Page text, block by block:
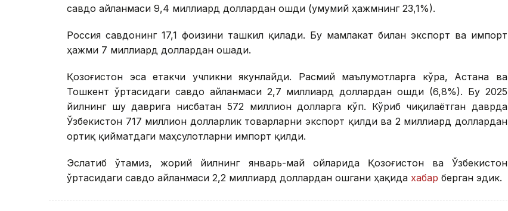
савдо айланмаси 9,4 миллиард доллардан ошди (умумий ҳажмнинг 23,1%).
Россия савдонинг 17,1 фоизини ташкил қилади. Бу мамлакат билан экспорт ва импорт
ҳажми 7 миллиард доллардан ошади.
Қозоғистон эса етакчи учликни якунлайди. Расмий маълумотларга кўра, Астана ва
Тошкент ўртасидаги савдо айланмаси 2,7 миллиард доллардан ошди (6,8%). Бу 2025
йилнинг шу даврига нисбатан 572 миллион долларга кўп. Кўриб чиқилаётган даврда
Ўзбекистон 717 миллион долларлик товарларни экспорт қилди ва 2 миллиард доллардан
ортиқ қийматдаги маҳсулотларни импорт қилди.
Эслатиб ўтамиз, жорий йилнинг январь-май ойларида Қозоғистон ва Ўзбекистон
ўртасидаги савдо айланмаси 2,2 миллиард доллардан ошгани ҳақида хабар берган эдик.